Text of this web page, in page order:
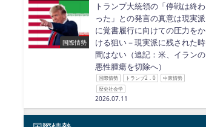
国際情勢
トランプ大統領の「停戦は終わ
った」との発言の真意は現実派
に覚書履行に向けての圧力をか
ける狙い－現実派に残された時
間はない（追記：米、イランの
悪性腫瘍を切除へ）
国際情勢 トランプ2．0
中東情勢
歴史社会学
2026.07.11